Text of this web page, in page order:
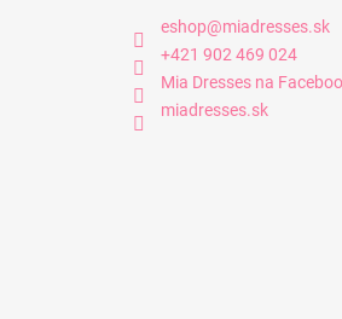
eshop@miadresses.sk
+421 902 469 024
Mia Dresses na
miadresses.sk